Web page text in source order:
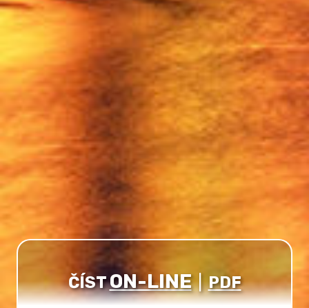
ČÍSTON-LINE | PDF